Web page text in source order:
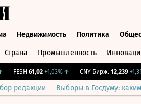
Недвижимость Политика
Страна Промышленность
FESH 61,02 +1,03%↑ CNY Бирж. 12,239
редакции Выборы в Госдуму: